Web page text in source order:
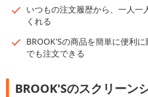
いつもの注文履歴から、一人一
くれる
BROOK'Sの商品を簡単に便利
でも注文できる
BROOK'Sのスクリーン